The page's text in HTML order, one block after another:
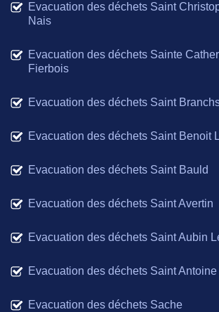
Evacuation des déchets Saint
Nais
Evacuation des déchets Sainte
Fierbois
Evacuation des déchets Saint
Evacuation des déchets Saint Benoit
Evacuation des déchets Saint Bauld
Evacuation des déchets Saint Avertin
Evacuation des déchets Saint Aubin
Evacuation des déchets Saint
Evacuation des déchets Sache